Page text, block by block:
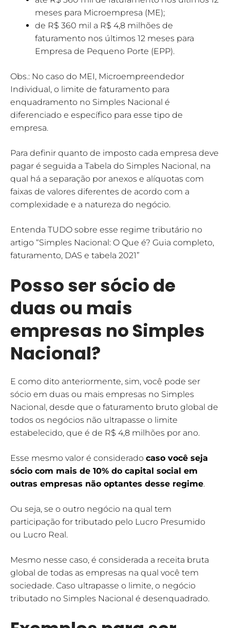
meses para Microempresa (ME);
de R$ 360 mil a R$ 4,8 milhões de
faturamento nos últimos 12 meses para
Empresa de Pequeno Porte (EPP).
Obs.: No caso do MEI, Microempreendedor
Individual, o limite de faturamento para
enquadramento no Simples Nacional é
diferenciado e específico para esse tipo de
empresa.
Para definir quanto de imposto cada empresa deve
pagar é seguida a Tabela do Simples Nacional, na
qual há a separação por anexos e alíquotas com
faixas de valores diferentes de acordo com a
complexidade e a natureza do negócio.
Entenda TUDO sobre esse regime tributário no
artigo “Simples Nacional: O Que é? Guia completo,
faturamento, DAS e tabela 2021”
Posso ser sócio de
duas ou mais
empresas no Simples
Nacional?
E como dito anteriormente, sim, você pode ser
sócio em duas ou mais empresas no Simples
Nacional, desde que o faturamento bruto global de
todos os negócios não ultrapasse o limite
estabelecido, que é de R$ 4,8 milhões por ano.
Esse mesmo valor é considerado caso você seja
sócio com mais de 10% do capital social em
outras empresas não optantes desse regime.
Ou seja, se o outro negócio na qual tem
participação for tributado pelo Lucro Presumido
ou Lucro Real.
Mesmo nesse caso, é considerada a receita bruta
global de todas as empresas na qual você tem
sociedade. Caso ultrapasse o limite, o negócio
tributado no Simples Nacional é desenquadrado.